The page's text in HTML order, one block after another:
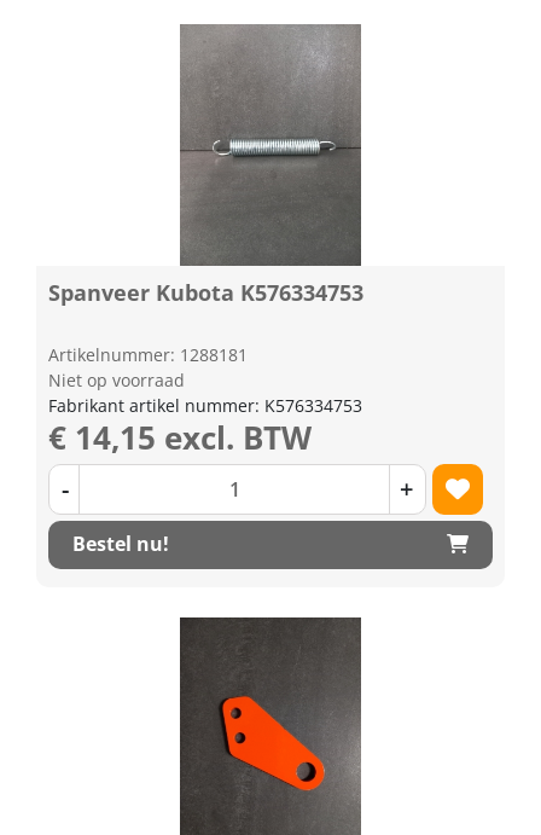
Spanveer Kubota K576334753
Artikelnummer: 1288181
Niet op voorraad
Fabrikant artikel nummer: K576334753
€ 14,15 excl. BTW
- +
Bestel nu!